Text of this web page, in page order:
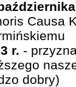
Causa
r. -
dobry)